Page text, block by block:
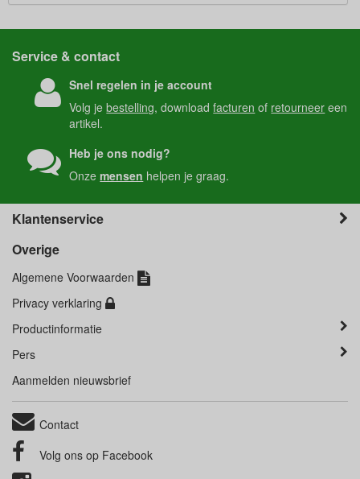
Service & contact
Snel regelen in je account
Volg jebestelling, downloadfacturen of retourneer een
artikel.
Heb je ons nodig?
Onzemensen helpen je graag.
Klantenservice
Overige
Algemene Voorwaarden
Privacy verklaring
Productinformatie
Pers
Aanmelden nieuwsbrief
Contact
Volg ons op Facebook